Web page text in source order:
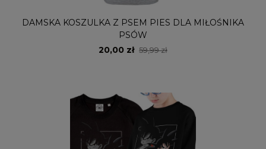
DAMSKA KOSZULKA Z PSEM PIES DLA MIŁOŚNIKA
PSÓW
20,00 zł 59,99 zł